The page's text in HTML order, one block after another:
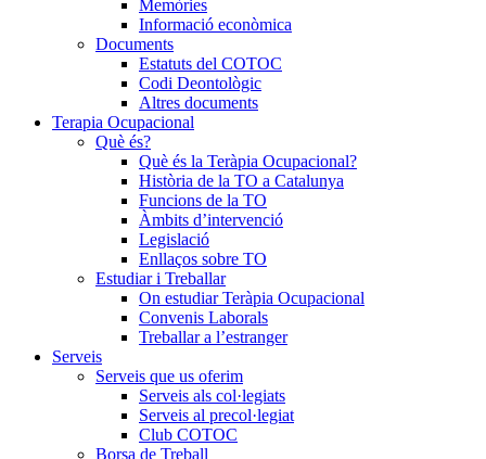
Memòries
Informació econòmica
Documents
Estatuts del COTOC
Codi Deontològic
Altres documents
Terapia Ocupacional
Què és?
Què és la Teràpia Ocupacional?
Història de la TO a Catalunya
Funcions de la TO
Àmbits d’intervenció
Legislació
Enllaços sobre TO
Estudiar i Treballar
On estudiar Teràpia Ocupacional
Convenis Laborals
Treballar a l’estranger
Serveis
Serveis que us oferim
Serveis als col·legiats
Serveis al precol·legiat
Club COTOC
Borsa de Treball